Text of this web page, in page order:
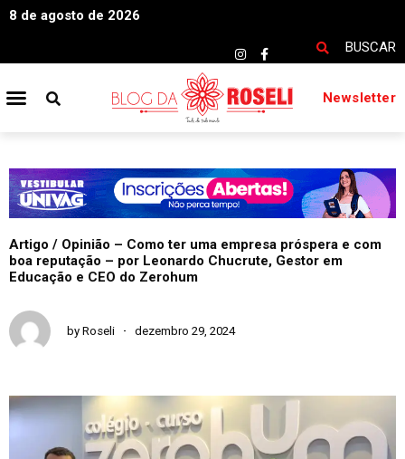
8 de agosto de 2026
BUSCAR
Newsletter
Artigo / Opinião – Como ter uma empresa próspera e com
boa reputação – por Leonardo Chucrute, Gestor em
Educação e CEO do Zerohum
by Roseli dezembro 29, 2024